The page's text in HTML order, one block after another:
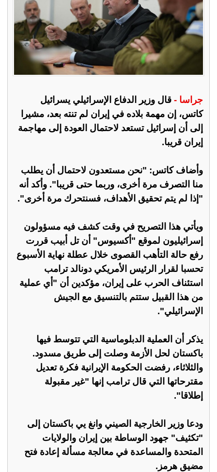
جراسا - قال وزير الدفاع الإسرائيلي يسرائيل
كاتس، إن مهمة بلاده في إيران لم تنته بعد، مشيرا
إلى أن إسرائيل تستعد لاحتمال العودة إلى مهاجمة
إيران قريبا.
وأضاف كاتس: "نحن مستعدون لاحتمال أن يطلب
منا التصرف مرة أخرى، وربما حتى قريبا". وأكد أنه
"إذا لم يتم تحقيق الأهداف، فسنتحرك مرة أخرى".
ويأتي هذا التصريح في وقت كشف فيه مسؤولون
إسرائيليون لموقع "أكسيوس" أن تل أبيب قررت
رفع حالة التأهب القصوى خلال عطلة نهاية الأسبوع
تحسبا لقرار الرئيس الأمريكي دونالد ترامب
استئناف الحرب على إيران، مؤكدين أن "أي عملية
من هذا القبيل ستتم بالتنسيق مع الجيش
الإسرائيلي".
يذكر أن العملية الدبلوماسية التي تتوسط فيها
باكستان لحل الأزمة وصلت إلى طريق مسدود.
والثلاثاء، رفضت الحكومة الإيرانية فكرة تعديل
مقترحاتها التي قال ترامب إنها "غير مقبولة
إطلاقا".
ودعا وزير الخارجية الصيني وانغ يي باكستان إلى
"تكثيف" جهود الوساطة بين إيران والولايات
المتحدة والمساعدة في معالجة مسألة إعادة فتح
مضيق هرمز.